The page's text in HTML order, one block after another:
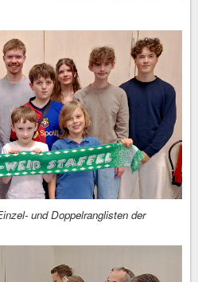
und Doppelranglisten der